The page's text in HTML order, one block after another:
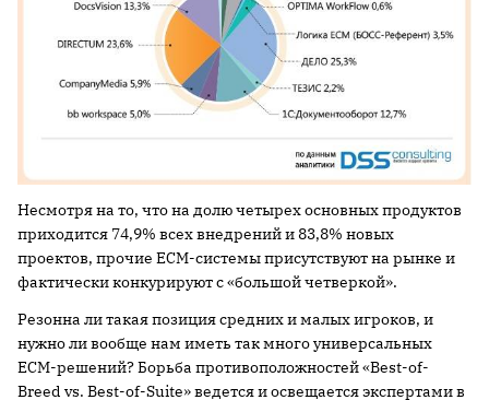
Несмотря на то, что на долю четырех основных продуктов
приходится 74,9% всех внедрений и 83,8% новых
проектов, прочие ECM-системы присутствуют на рынке и
фактически конкурируют с «большой четверкой».
Резонна ли такая позиция средних и малых игроков, и
нужно ли вообще нам иметь так много универсальных
ECM-решений? Борьба противоположностей «Best-of-
Breed vs. Best-of-Suite» ведется и освещается экспертами в